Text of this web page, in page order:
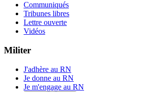
Communiqués
Tribunes libres
Lettre ouverte
Vidéos
Militer
J'adhère au RN
Je donne au RN
Je m'engage au RN